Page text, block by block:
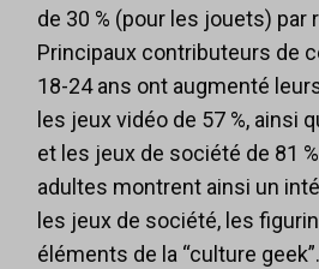
de 30 % (pour les jouets) par
Principaux contributeurs de
18-24 ans ont augmenté
les jeux vidéo de 57 %, ainsi
et les jeux de société de 81
adultes montrent ainsi un
les jeux de société, les
éléments de la “culture geek”.